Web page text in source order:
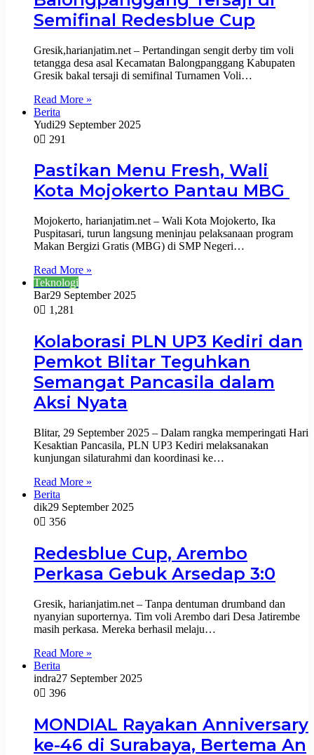
Semifinal Redesblue Cup
Gresik,harianjatim.net – Pertandingan sengit derby tim voli
tetangga desa asal Kecamatan Balongpanggang Kabupaten
Gresik bakal tersaji di semifinal Turnamen Voli…
Read More »
Berita
Yudi29 September 2025
0
291
Pastikan Menu Fresh, Wali
Kota Mojokerto Pantau MBG
Mojokerto, harianjatim.net – Wali Kota Mojokerto, Ika
Puspitasari, turun langsung meninjau pelaksanaan program
Makan Bergizi Gratis (MBG) di SMP Negeri…
Read More »
Teknologi
Bar29 September 2025
0
1,281
Kolaborasi PLN UP3 Kediri dan
Pemkot Blitar Teguhkan
Semangat Pancasila dalam
Aksi Nyata
Blitar, 29 September 2025 – Dalam rangka memperingati Hari
Kesaktian Pancasila, PLN UP3 Kediri melaksanakan
kunjungan silaturahmi dan koordinasi ke…
Read More »
Berita
dik29 September 2025
0
356
Redesblue Cup, Arembo
Perkasa Gebuk Arsedap 3:0
Gresik, harianjatim.net – Tanpa dentuman drumband dan
nyanyian suporternya. Tim voli Arembo dari Desa Jatirembe
masih perkasa. Mereka berhasil melaju…
Read More »
Berita
indra27 September 2025
0
396
MONDIAL Rayakan Anniversary
ke-46 di Surabaya, Bertema An